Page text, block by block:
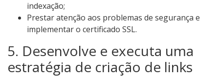
indexação;
Prestar atenção aos problemas de segurança e
implementar o certificado SSL.
5. Desenvolve e executa uma
estratégia de criação de links